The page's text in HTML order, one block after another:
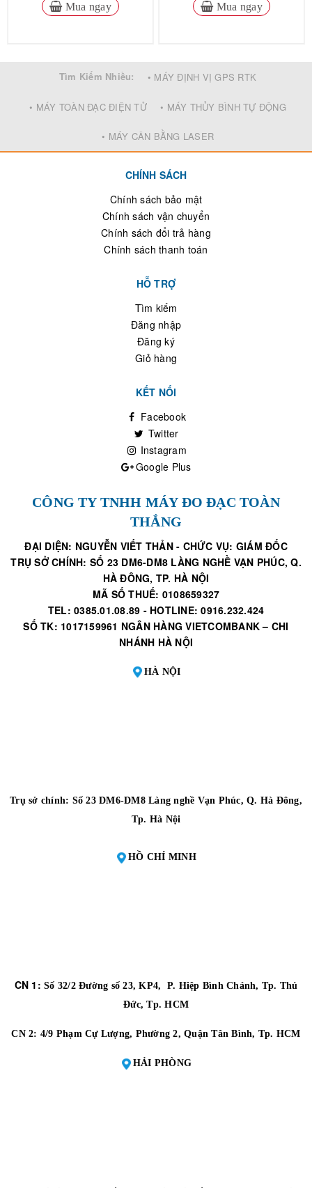
Mua ngay
Mua ngay
Tìm Kiếm Nhiều: • MÁY ĐỊNH VỊ GPS RTK
• MÁY TOÀN ĐẠC ĐIỆN TỬ • MÁY THỦY BÌNH TỰ ĐỘNG
• MÁY CÂN BẰNG LASER
CHÍNH SÁCH
Chính sách bảo mật
Chính sách vận chuyển
Chính sách đổi trả hàng
Chính sách thanh toán
HỖ TRỢ
Tìm kiếm
Đăng nhập
Đăng ký
Giỏ hàng
KẾT NỐI
Facebook
Twitter
Instagram
Google Plus
CÔNG TY TNHH MÁY ĐO ĐẠC TOÀN
THẮNG
ĐẠI DIỆN: NGUYỄN VIẾT THẢN - CHỨC VỤ: GIÁM ĐỐC
TRỤ SỞ CHÍNH: SỐ 23 DM6-DM8 LÀNG NGHỀ VẠN PHÚC, Q.
HÀ ĐÔNG, TP. HÀ NỘI
MÃ SỐ THUẾ: 0108659327
TEL: 0385.01.08.89 - HOTLINE: 0916.232.424
SỐ TK: 1017159961 NGÂN HÀNG VIETCOMBANK – CHI
NHÁNH HÀ NỘI
HÀ NỘI
Trụ sở chính: Số 23 DM6-DM8 Làng nghề Vạn Phúc, Q. Hà Đông,
Tp. Hà Nội
HỒ CHÍ MINH
CN 1: Số 32/2 Đường số 23, KP4, P. Hiệp Bình Chánh, Tp. Thủ
Đức, Tp. HCM
CN 2: 4/9 Phạm Cự Lượng, Phường 2, Quận Tân Bình, Tp. HCM
HẢI PHÒNG